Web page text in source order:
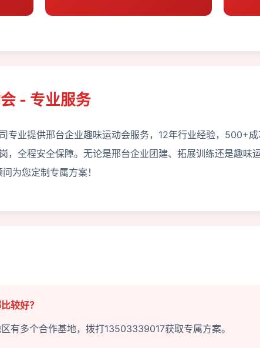
- 专业服务
专业提供邢台企业趣味运动会服务，12年行业经验，500+
，全程安全保障。无论是邢台企业团建、拓展训练还是趣味
为您定制专属方案！
较好？
有多个合作基地，拨打13503339017获取专属方案。